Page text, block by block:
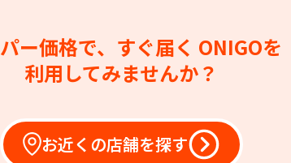
ー価格で、すぐ届く ONIGOを
利用してみませんか？
お近くの店舗を探す